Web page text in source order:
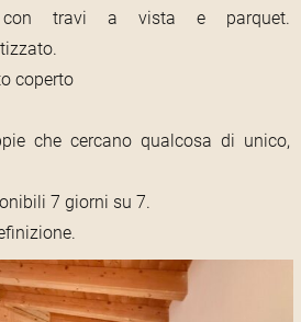
travi a vista e parquet.
coperto
che cercano qualcosa di unico,
7 giorni su 7.